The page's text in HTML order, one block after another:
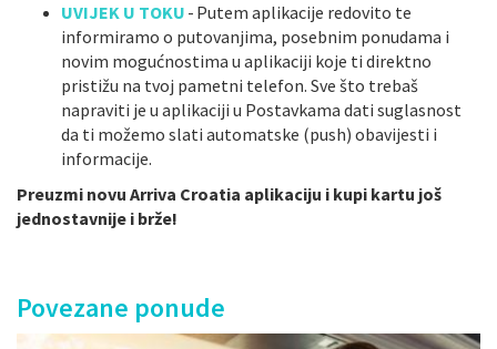
UVIJEK U TOKU - Putem aplikacije redovito te
informiramo o putovanjima, posebnim ponudama i
novim mogućnostima u aplikaciji koje ti direktno
pristižu na tvoj pametni telefon. Sve što trebaš
napraviti je u aplikaciji u Postavkama dati suglasnost
da ti možemo slati automatske (push) obavijesti i
informacije.
Preuzmi novu Arriva Croatia aplikaciju i kupi kartu još
jednostavnije i brže!
Povezane ponude